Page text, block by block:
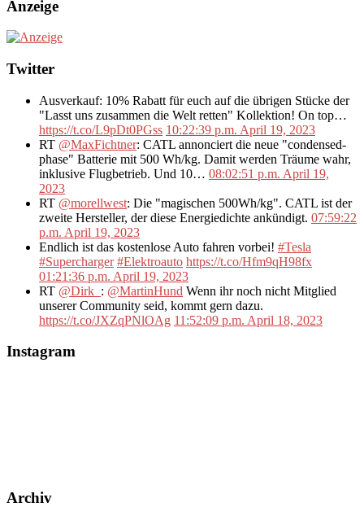
Anzeige
Twitter
Ausverkauf: 10% Rabatt für euch auf die übrigen Stücke der
"Lasst uns zusammen die Welt retten" Kollektion! On top…
https://t.co/L9pDt0PGss 10:22:39 p.m. April 19, 2023
RT @MaxFichtner: CATL annonciert die neue "condensed-
phase" Batterie mit 500 Wh/kg. Damit werden Träume wahr,
inklusive Flugbetrieb. Und 10… 08:02:51 p.m. April 19,
2023
RT @morellwest: Die "magischen 500Wh/kg". CATL ist der
zweite Hersteller, der diese Energiedichte ankündigt. 07:59:22
p.m. April 19, 2023
Endlich ist das kostenlose Auto fahren vorbei! #Tesla
#Supercharger #Elektroauto https://t.co/Hfm9qH98fx
01:21:36 p.m. April 19, 2023
RT @Dirk_ : @MartinHund Wenn ihr noch nicht Mitglied
unserer Community seid, kommt gern dazu.
https://t.co/JXZqPNlOAg 11:52:09 p.m. April 18, 2023
Instagram
Archiv